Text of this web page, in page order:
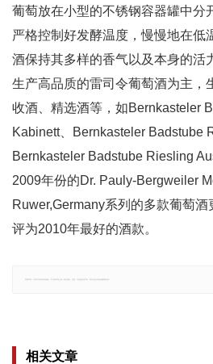
葡萄放在小型的不锈钢容器罐中分
严格控制好发酵温度，慢慢地在低
酒保持其多样的香气以及本身的
生产高品质的雷司令葡萄酒为主，
收酒、精选酒等，如Bernkasteler
Kabinett、Bernkasteler Badstube
Bernkasteler Badstube Riesling
2009年份的Dr. Pauly-Bergweiler
Ruwer,Germany系列的多款葡萄酒
评为2010年最好的酒款。
相关文章